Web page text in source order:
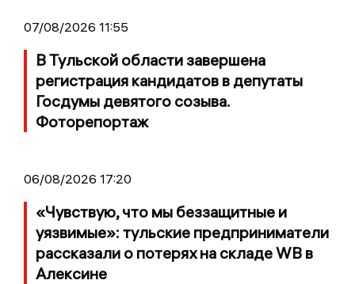
07/08/2026 11:55
В Тульской области завершена
регистрация кандидатов в депутаты
Госдумы девятого созыва.
Фоторепортаж
06/08/2026 17:20
«Чувствую, что мы беззащитные и
уязвимые»: тульские предприниматели
рассказали о потерях на складе WB в
Алексине